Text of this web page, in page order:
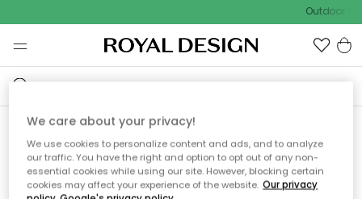
Outdoor
Emme valitettavasti löydä
We care about your privacy!
We use cookies to personalize content and ads, and to analyze
our traffic. You have the right and option to opt out of any non-
essential cookies while using our site. However, blocking certain
cookies may affect your experience of the website. Our privacy